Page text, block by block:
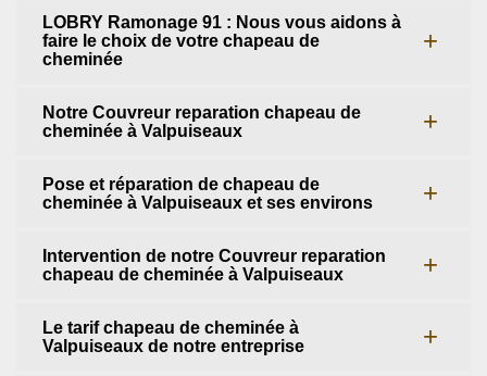
LOBRY Ramonage 91 : Nous vous aidons à
faire le choix de votre chapeau de
cheminée
Notre Couvreur reparation chapeau de
cheminée à Valpuiseaux
Pose et réparation de chapeau de
cheminée à Valpuiseaux et ses environs
Intervention de notre Couvreur reparation
chapeau de cheminée à Valpuiseaux
Le tarif chapeau de cheminée à
Valpuiseaux de notre entreprise